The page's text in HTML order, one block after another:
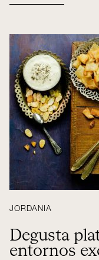
JORDANIA
Degusta
entornos